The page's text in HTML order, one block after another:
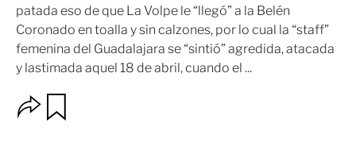
patada eso de que La Volpe le “llegó” a la Belén
Coronado en toalla y sin calzones, por lo cual la “staff”
femenina del Guadalajara se “sintió” agredida, atacada
y lastimada aquel 18 de abril, cuando el ...
O
p